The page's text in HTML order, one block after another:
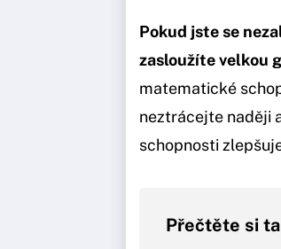
Pokud jste se
zasloužíte velkou
matematické
neztrácejte naději
schopnosti
Přečtěte si